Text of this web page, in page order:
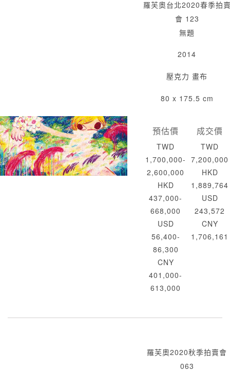
羅芙奧台北2020春季拍
會 123
無題
2014
壓克力 畫布
80 x 175.5 cm
預估價
TWD
1,700,000-
2,600,000
HKD
437,000-
668,000
USD
56,400-
86,300
CNY
401,000-
613,000
成交價
TWD
7,200,000
HKD
1,889,764
USD
243,572
CNY
1,706,161
羅芙奧2020秋季拍賣會
063